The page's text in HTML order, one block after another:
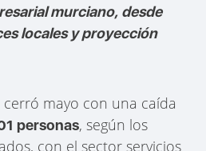
murciano, desde
locales y proyección
mayo con una caída
personas, según los
con el sector servicios